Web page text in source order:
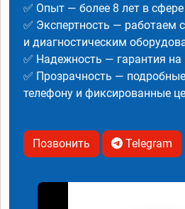
✅ Опыт — более 8 лет в
✅ Экспертность —
и диагностическим
✅ Надежность — гарантия на
✅ Прозрачность —
телефону и фиксированные
Позвонить Telegram